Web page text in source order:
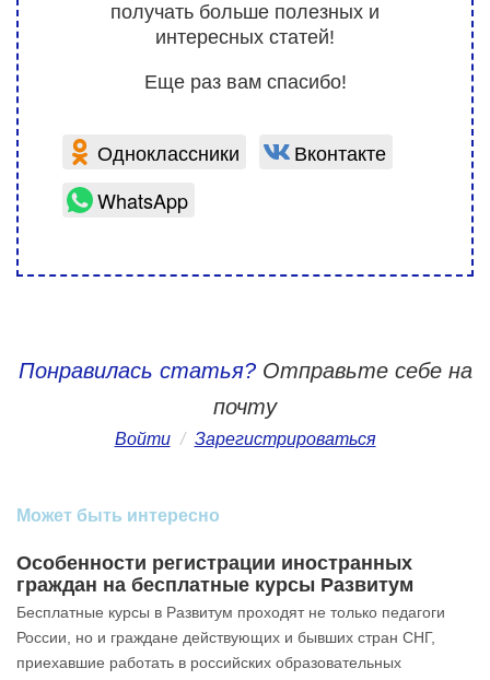
получать больше полезных и
интересных статей!
Еще раз вам спасибо!
Одноклассники
Вконтакте
WhatsApp
Понравилась статья?Отправьте себе на
почту
Войти / Зарегистрироваться
Может быть интересно
Особенности регистрации иностранных
граждан на бесплатные курсы Развитум
Бесплатные курсы в Развитум проходят не только педагоги
России, но и граждане действующих и бывших стран СНГ,
приехавшие работать в российских образовательных